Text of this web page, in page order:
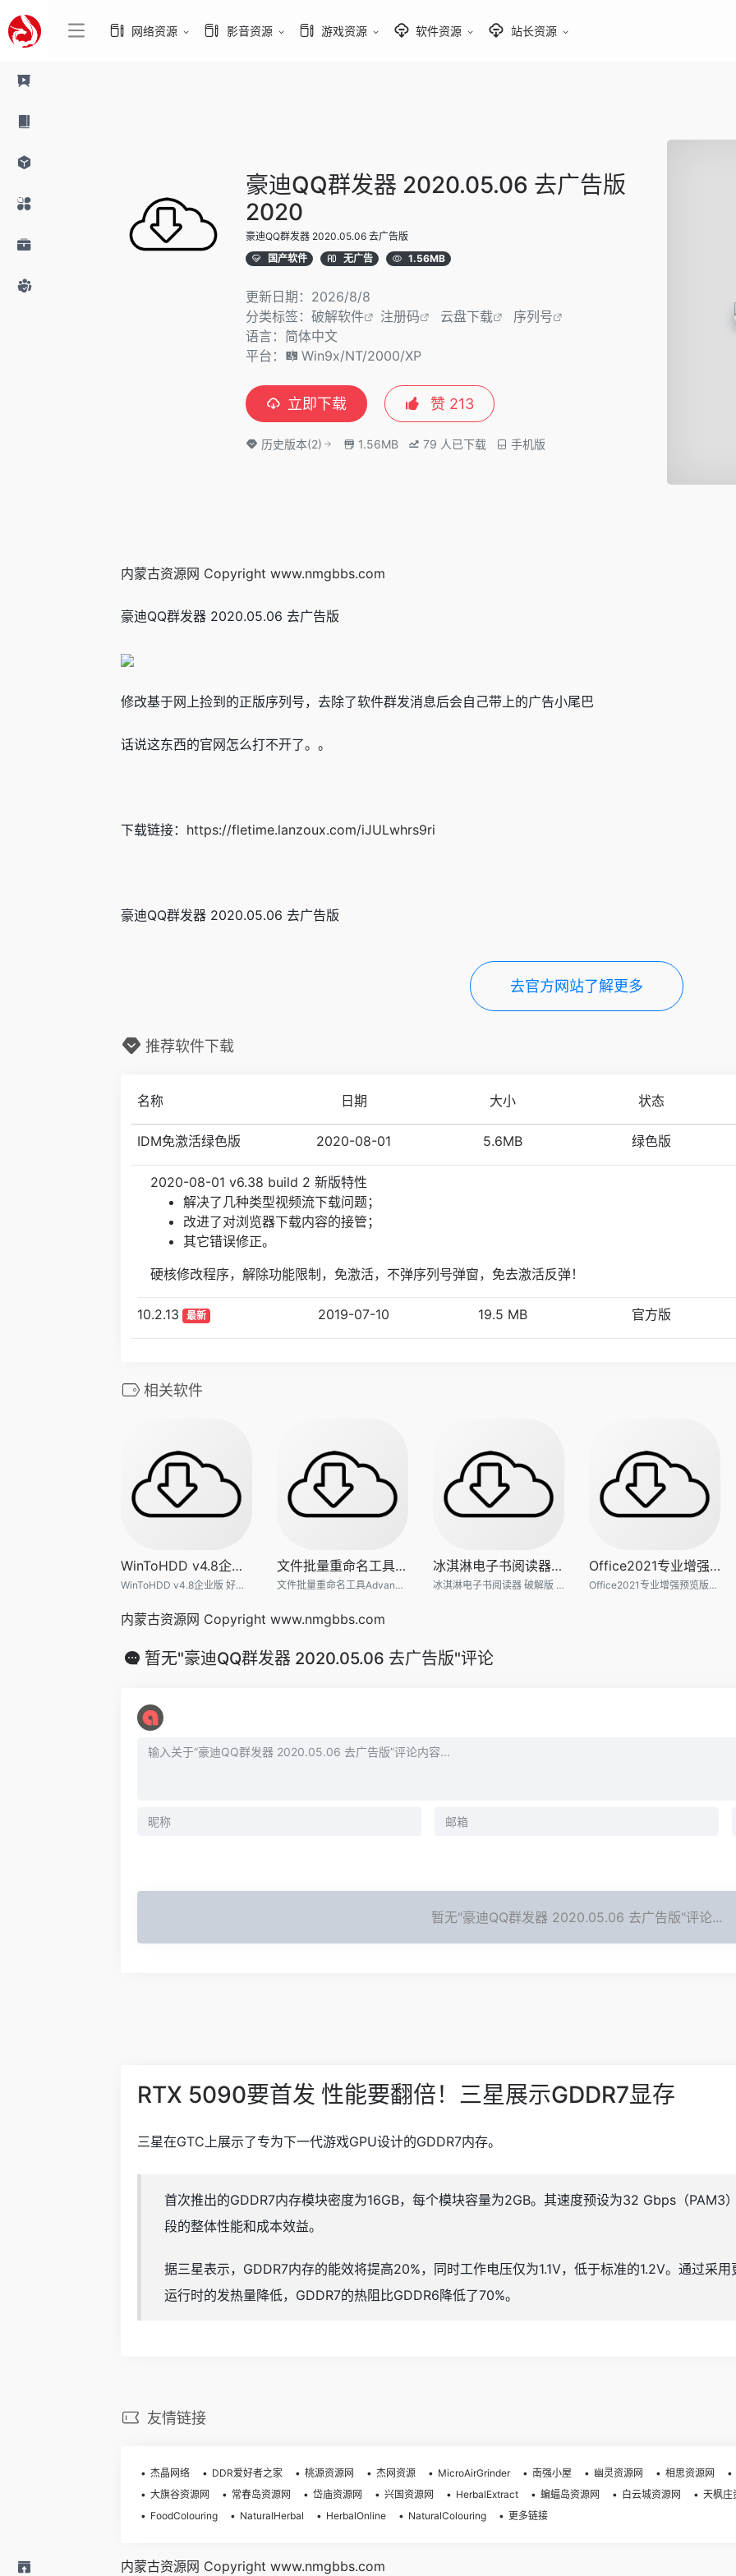
网络资源 影音资源 游戏资源 软件资源 站长资源
豪迪QQ群发器 2020.05.06 去广告版
2020
豪迪QQ群发器 2020.05.06 去广告版
国产软件
无广告 1.56MB
更新日期：2026/8/8
分类标签： 破解软件 注册码 云盘下载
序列号
语言：简体中文
平台：
Win9x/NT/2000/XP
立即下载 赞 213
历史版本(2) 1.56MB 79 人已下载 手机版
内蒙古资源网 Copyright www.nmgbbs.com
豪迪QQ群发器 2020.05.06 去广告版
修改基于网上捡到的正版序列号，去除了软件群发消息后会自己带上的广告小尾巴
话说这东西的官网怎么打不开了。。
下载链接： https://fletime.lanzoux.com/iJULwhrs9ri
豪迪QQ群发器 2020.05.06 去广告版
去官方网站了解更多
推荐软件下载
名称 日期 大小 状态
IDM免激活绿色版 2020-08-01 5.6MB 绿色版
2020-08-01 v6.38 build 2 新版特性
解决了几种类型视频流下载问题；
改进了对浏览器下载内容的接管；
其它错误修正。
硬核修改程序，解除功能限制，免激活，不弹序列号弹窗，免去激活反弹！
10.2.13 最新 2019-07-10 19.5 MB 官方版
相关软件
WinToHDD v4.8企业版 好用的系
WinToHDD v4.8企业版 好用的系统重装和克隆软件
文件批量重命名工具Advanced R
文件批量重命名工具Advanced Renamer v3.87 中文绿色版 x86 x64
冰淇淋电子书阅读器 破解版 Ic
冰淇淋电子书阅读器 破解版 Icecream Ebook Reader Pro v5.24
Office2021专业增强预览版【离
Office2021专业增强预览版【离线安装包】完整激活
内蒙古资源网 Copyright www.nmgbbs.com
暂无"豪迪QQ群发器 2020.05.06 去广告版"评论
暂无"豪迪QQ群发器 2020.05.06 去广告版"评论...
RTX 5090要首发 性能要翻倍！三星展示GDDR7显存
三星在GTC上展示了专为下一代游戏GPU设计的GDDR7内存。
首次推出的GDDR7内存模块密度为16GB，每个模块容量为2GB。其速度预设为32 Gbps（
段的整体性能和成本效益。
据三星表示，GDDR7内存的能效将提高20%，同时工作电压仅为1.1V，低于标准的1.2V。通过采
运行时的发热量降低，GDDR7的热阻比GDDR6降低了70%。
友情链接
杰晶网络 DDR爱好者之家 桃源资源网 杰网资源 MicroAirGrinder 南强小屋 幽灵资源网 相思资源网
大旗谷资源网
常春岛资源网 岱庙资源网 兴国资源网 HerbalExtract 蝙蝠岛资源网 白云城资源网 天枫庄
FoodColouring
NaturalHerbal HerbalOnline NaturalColouring 更多链接
内蒙古资源网 Copyright www.nmgbbs.com